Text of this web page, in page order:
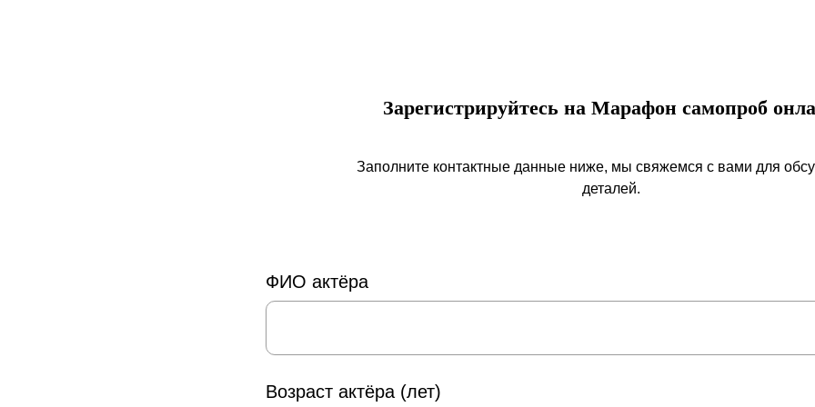
Зарегистрируйтесь на Марафон самопроб
Заполните контактные данные ниже, мы свяжемся с вами для
деталей.
ФИО актёра
Возраст актёра (лет)